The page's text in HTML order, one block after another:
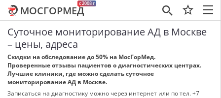
×
c 2008 г
МОСГОРМЕД
Суточное мониторирование АД в Москве
– цены, адреса
Скидки на обследование до 50% на МосГорМед.
Проверенные отзывы пациентов о диагностических центрах.
Лучшие клиники, где можно сделать суточное
мониторирование АД в Москве.
Записаться на диагностику можно через интернет или по тел. +7